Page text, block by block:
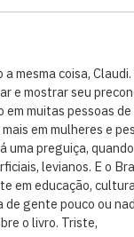
mesma coisa,
e mostrar seu
muitas pessoas
em mulheres e
uma preguiça,
levianos. E o
em educação,
de gente pouco ou
o livro. Triste,